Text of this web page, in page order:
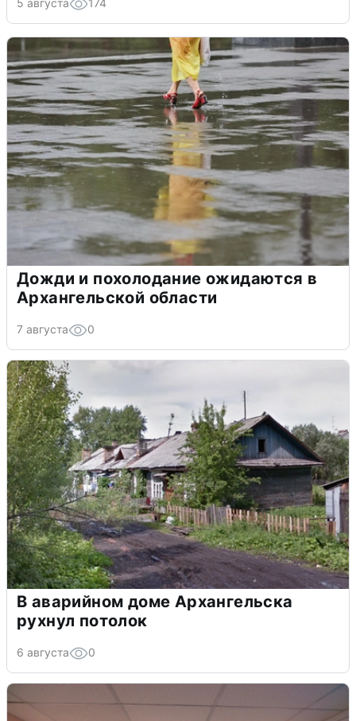
5 августа 174
Дожди и похолодание ожидаются в
Архангельской области
7 августа 0
В аварийном доме Архангельска
рухнул потолок
6 августа 0